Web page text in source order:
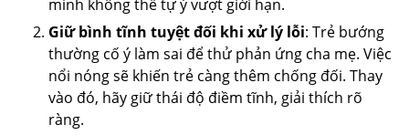
mình không thể tự ý vượt giới hạn.
Giữ bình tĩnh tuyệt đối khi xử lý lỗi: Trẻ bướng
thường cố ý làm sai để thử phản ứng cha mẹ. Việc
nổi nóng sẽ khiến trẻ càng thêm chống đối. Thay
vào đó, hãy giữ thái độ điềm tĩnh, giải thích rõ
ràng.